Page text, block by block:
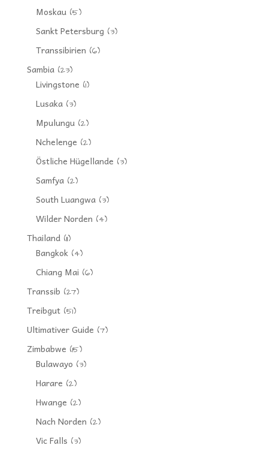
Moskau(5)
Sankt Petersburg (3)
Transsibirien (6)
Sambia(23)
Livingstone (1)
Lusaka(3)
Mpulungu(2)
Nchelenge (2)
Östliche Hügellande (3)
Samfya(2)
South Luangwa(3)
Wilder Norden (4)
Thailand(11)
Bangkok(4)
Chiang Mai (6)
Transsib (27)
Treibgut(51)
Ultimativer Guide (7)
Zimbabwe (15)
Bulawayo (3)
Harare (2)
Hwange (2)
Nach Norden (2)
Vic Falls (3)